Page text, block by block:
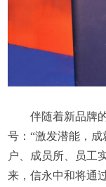
伴随着新品牌
号：“激发潜能，
户、成员所、员工
来，信永中和将通